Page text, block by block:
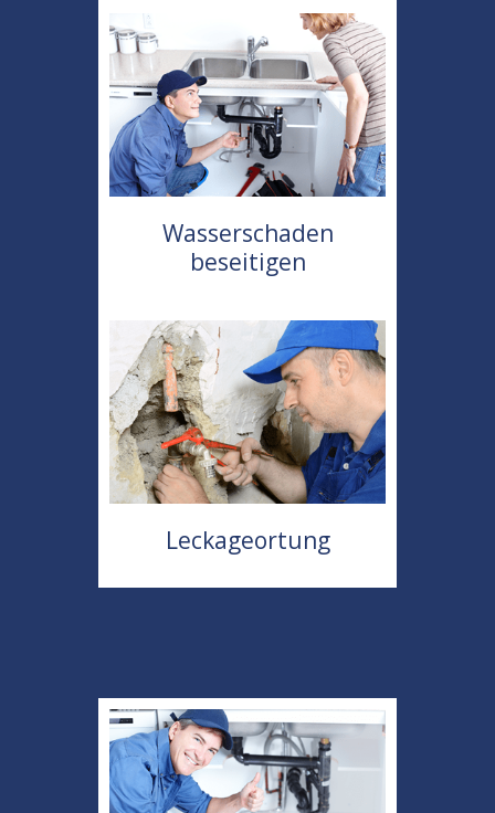
Wasserschaden
beseitigen
Leckageortung